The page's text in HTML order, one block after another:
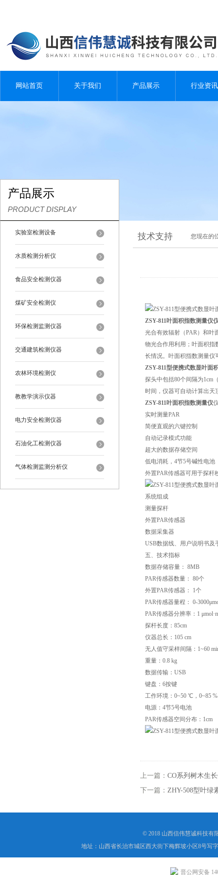
网站首页 关于我们 产品展示 行业资讯
产品展示
PRODUCT DISPLAY
实验室检测设备
水质检测分析仪
食品安全检测仪器
煤矿安全检测仪
环保检测监测仪器
交通建筑检测仪器
农林环境检测仪
教教学演示仪器
电力安全检测仪器
石油化工检测仪器
气体检测监测分析仪
技术支持 您现在的
ZSY-811叶面积指数测量仪
光合有效辐射（PAR）和叶
物光合作用利用；叶面积指
长情况。叶面积指数测量仪
ZSY-811型便携式数显叶面
探头中包括80个间隔为1cm
时间，仪器可自动计算出
ZSY-811叶面积指数测量仪
实时测量PAR
简便直观的六键控制
自动记录模式功能
超大的数据存储空间
低电消耗，4节5号碱性电池
外置PAR传感器可用于探杆
系统组成
测量探杆
外置PAR传感器
数据采集器
USB数据线、用户说明书及
五、技术指标
数据存储容量： 8MB
PAR传感器数量： 80个
外置PAR传感器： 1个
PAR传感器量程： 0-
PAR传感器分辨率：1
探杆长度：85cm
仪器总长：105 cm
无人值守采样间隔：1~60
重量：0.8 kg
数据传输：USB
键盘：6按键
工作环境：0~50 ℃，0~85
电源：4节5号电池
PAR传感器空间分布：1cm
上一篇： CO系列树木生
下一篇： ZHY-508型叶绿
© 2018 山西信伟慧诚科技有
地址：山西省长治市城区西大街下梅辉坡小区8号写
晋公网安备